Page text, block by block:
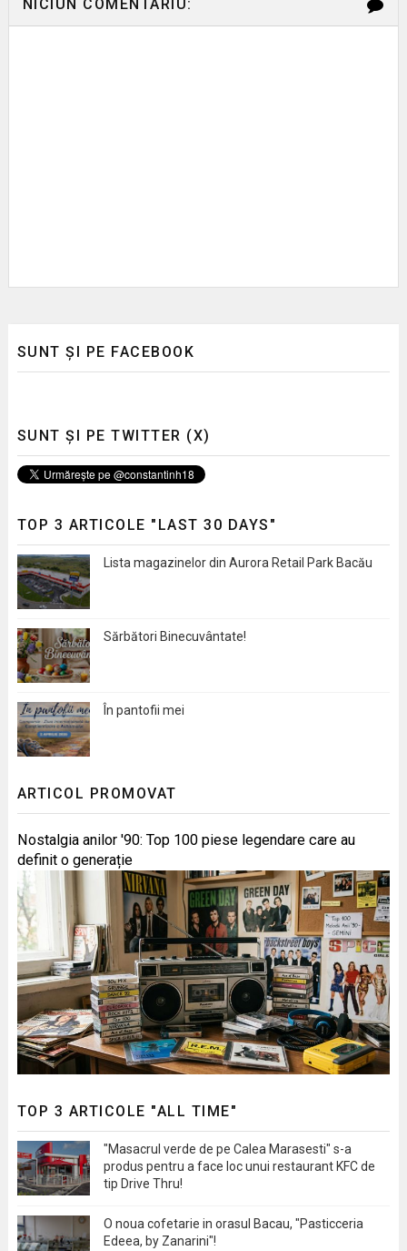
NICIUN COMENTARIU:
SUNT ȘI PE FACEBOOK
SUNT ȘI PE TWITTER (X)
TOP 3 ARTICOLE "LAST 30 DAYS"
Lista magazinelor din Aurora Retail Park Bacău
Sărbători Binecuvântate!
În pantofii mei
ARTICOL PROMOVAT
Nostalgia anilor '90: Top 100 piese legendare care au
definit o generație
TOP 3 ARTICOLE "ALL TIME"
"Masacrul verde de pe Calea Marasesti" s-a
produs pentru a face loc unui restaurant KFC de
tip Drive Thru!
O noua cofetarie in orasul Bacau, "Pasticceria
Edeea, by Zanarini"!